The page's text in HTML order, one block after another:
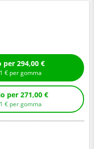
Compra con montaggio per 294,00 €
€ per gomma
Compra senza montaggio per 271,00 €
€ per gomma